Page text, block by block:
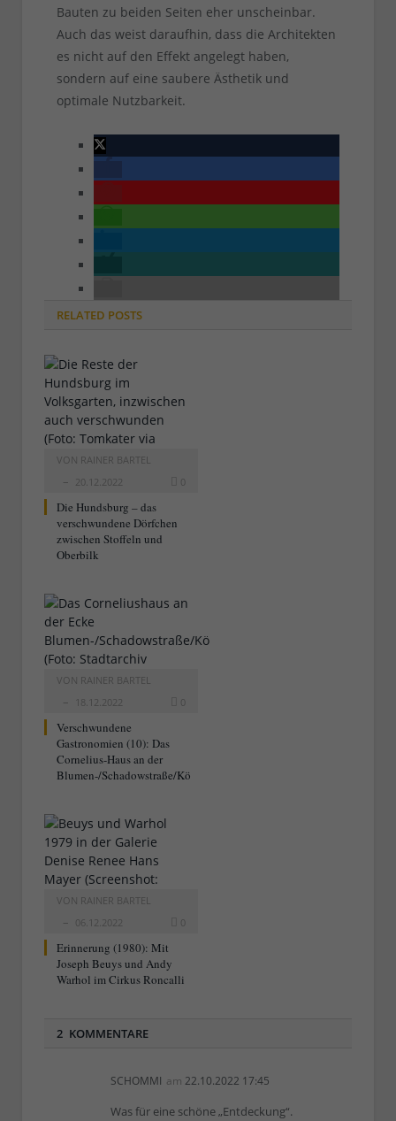
Bauten zu beiden Seiten eher unscheinbar.
Auch das weist daraufhin, dass die Architekten
es nicht auf den Effekt angelegt haben,
sondern auf eine saubere Ästhetik und
optimale Nutzbarkeit.
RELATED POSTS
VON RAINER BARTEL
20.12.2022
0
Die Hundsburg – das
verschwundene Dörfchen
zwischen Stoffeln und
Oberbilk
VON RAINER BARTEL
18.12.2022
0
Verschwundene
Gastronomien (10): Das
Cornelius-Haus an der
Blumen-/Schadowstraße/Kö
VON RAINER BARTEL
06.12.2022
0
Erinnerung (1980): Mit
Joseph Beuys und Andy
Warhol im Cirkus Roncalli
2 KOMMENTARE
SCHOMMI am 22.10.2022 17:45
Was für eine schöne „Entdeckung“.